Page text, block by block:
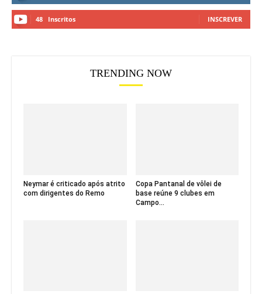
48 Inscritos INSCREVER
TRENDING NOW
Neymar é criticado após atrito
com dirigentes do Remo
Copa Pantanal de vôlei de
base reúne 9 clubes em
Campo...